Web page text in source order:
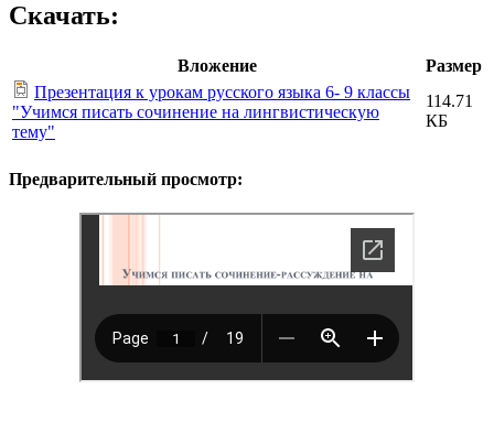
Скачать:
Вложение
Размер
Презентация к урокам русского языка 6- 9 классы
"Учимся писать сочинение на лингвистическую
тему"
114.71
КБ
Предварительный просмотр: